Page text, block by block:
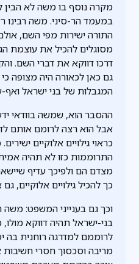
מקרה נוסף בו משה לא הבין
במעמד הר-סיני. משה רבינו
התורה ישירות מפי השם,
מסוגלים להכיל את עוצמת
דרכו דווקא את דברי השם.
גם כאן לכאורה היה מצופה
המגבלות של בני ישראל
ההסבר הוא, שמשה בוודאי
אבל הוא רצה לרומם אותם
כראוי גילויים אלוקיים
התרוממות כזו לא תהיה
מצדם הם ולפיכך עדיף
כך להכיל גילויים אלוקיים,
וכך גם בענייני המשפט: משה
בני-ישראל תהיה דווקא
לרוממם למדרגה רוחנית בה
מריבה וסכסוך חסרי חשיבות